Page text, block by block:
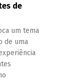
de
um tema
de uma